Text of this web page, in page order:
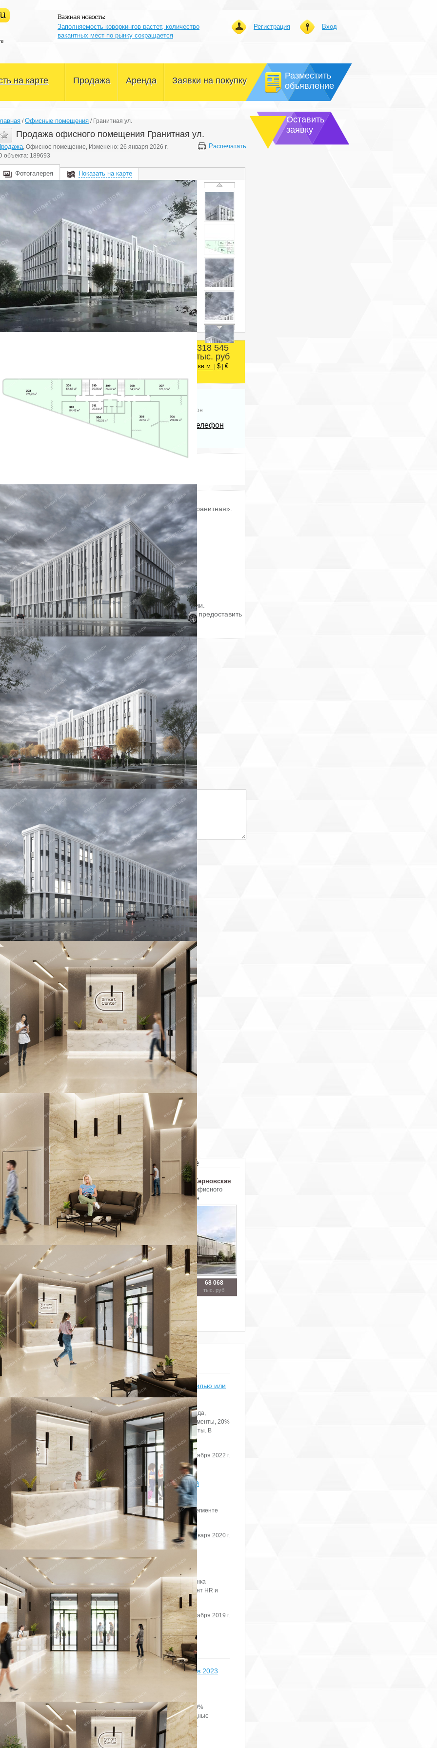
Заполняемость коворкингов растет, количество
вакантных мест по рынку сокращается
Вход
Регистрация
на карте Продажа
Склады и производство
Магазины и сфера услуг
Здания и участки
Аренда
Склады и производство
Магазины и сфера услуг
Здания и участки
Другое
Заявки на покупку
Разместить
объявление
/Офисные помещения / Гранитная ул.
Продажа офисного помещения Гранитная ул.
, Офисное помещение, Изменено: 26 января 2026 г. Распечатать
объекта: 189693
Фотогалерея Показать на карте
318 545
тыс. руб
кв.м. $| €
Bright Rich | CORFAC
Телефон
Показать телефон
Купить офисное помещение:
Офисное помещение 1 274.2 кв. м в бизнес-центре «Smart Гранитная».
Прямая продажа, без комиссии. Объект на стадии активного
строительства, готовность ко въезду уточняется по запросу.
Район: Красногвардейский.
Характеристики:
- Класс: A;
- Арендопригодная площадь: 4760;
- Код налоговой: 06;
- Размер типового этажа: 1562;
- Наличие лифта: Есть.
Стоимость: 318 545 000 руб.
Оформление сделки напрямую от собственника, без комиссии.
Готовы оперативно организовать просмотр в удобное время, предоставить
PDF-презентацию и план.
ID = c_1779063.
Пожаловаться на объявление
Продано
Несуществующий объект
Неверная цена
Неверный адрес
Не дозвониться
Другая причина
Связаться с продавцом
Следить за объектом
с продавцом
*
комментарий:
звонок продавца
имя:
телефон:
на объявление
уверены, что хотите пожаловаться на объявление?
Отменить
Похожие объекты в Красногвардейском районе
г. Гранитная ул.
Продажа офисного
помещения
125.39
м2
31 348
тыс. руб
г. ул 2-я Жерновская
Продажа офисного
помещения
471.9 м2
117 975
тыс. руб
г. ул 2-я Жерновская
Продажа офисного
помещения
317.5 м2
68 068
тыс. руб
Показать похожие на eip.ru
Статьи
Итоги бизнес-завтрака «Апартаменты – альтернатива жилью или
инвестиционный продукт?» в Петербурге
Всего на рынке Петербурга по итогам первого полугодия 2022 года,
представлены 4,6 тыс. юнитов, из них 70% — сервисные апартаменты, 20%
— рекреационные объекты и 5% — несервисные и элитные юниты. В
предложении стали лидировать рекреационные апартаменты.
Автор:Редактор сайта Дата: 2 сентября 2022 г.
Итоги 2019 года в сегменте складской и индустриальной
недвижимости
Эксперты Knight Frank St Petersburg подвели итоги 2019 года в сегменте
складской и индустриальной недвижимости.
Автор:Мирзакаримова Камила Дата:28 января 2020 г.
Что увеличивает годовую прибыль компании на 26%?
О том,как офис становится инструментом маркетинга, игроки рынка
недвижимости говорили в рамках дискуссии «Офис как инструмент HR и
маркетинга».
Автор: Редактор сайта Дата:17 декабря 2019 г.
Новости
11
декабря
Более 50% занятых офисов в Петербурге в 2023
Локальные IT-компании, как правило, выбирают
помещения в бизнес-центрах класса В (более 90%
арендованных площадей), тогда как международные
игроки отдавали предпочтение офисам класса А.
Оставить
заявку